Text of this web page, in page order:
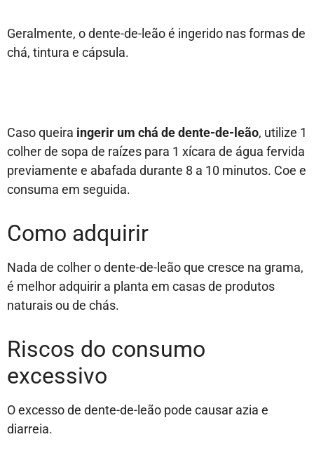
Geralmente, o dente-de-leão é ingerido nas formas de
chá, tintura e cápsula.
Caso queira ingerir um chá de dente-de-leão, utilize 1
colher de sopa de raízes para 1 xícara de água fervida
previamente e abafada durante 8 a 10 minutos. Coe e
consuma em seguida.
Como adquirir
Nada de colher o dente-de-leão que cresce na grama,
é melhor adquirir a planta em casas de produtos
naturais ou de chás.
Riscos do consumo
excessivo
O excesso de dente-de-leão pode causar azia e
diarreia.